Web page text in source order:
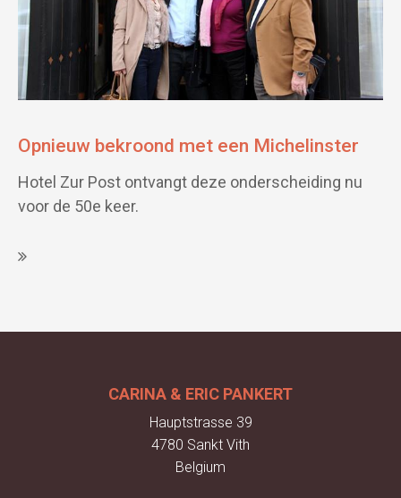
Opnieuw bekroond met een Michelinster
Hotel Zur Post ontvangt deze onderscheiding nu
voor de 50e keer.
CARINA & ERIC PANKERT
Hauptstrasse 39
4780 Sankt Vith
Belgium